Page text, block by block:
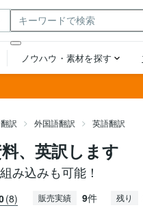
訳 外国語翻訳 英語翻訳
、英訳します
み込みも可能！
(8) 販売実績 9件 残り